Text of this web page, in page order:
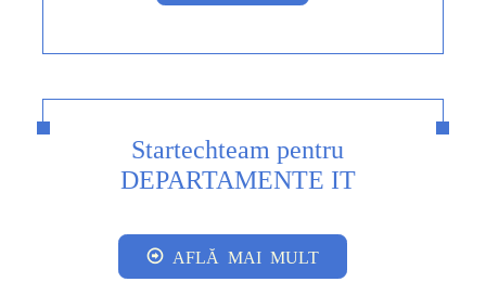
Startechteam pentru
DEPARTAMENTE IT
AFLĂ MAI MULT